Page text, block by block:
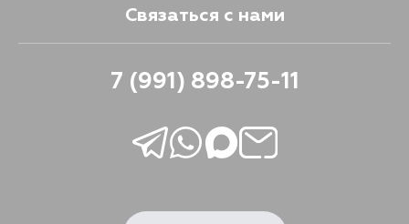
Связаться с нами
7 (991) 898-75-11